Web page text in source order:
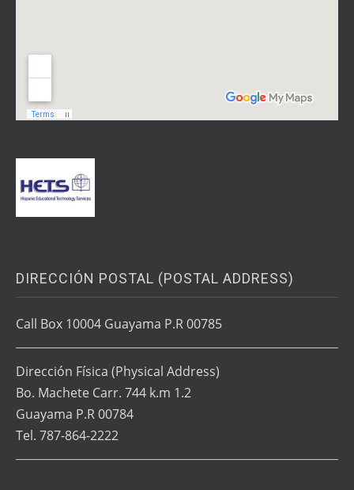
DIRECCIÓN POSTAL (POSTAL ADDRESS)
Call Box 10004 Guayama P.R 00785
Dirección Física (Physical Address)
Bo. Machete Carr. 744 k.m 1.2
Guayama P.R 00784
Tel. 787-864-2222